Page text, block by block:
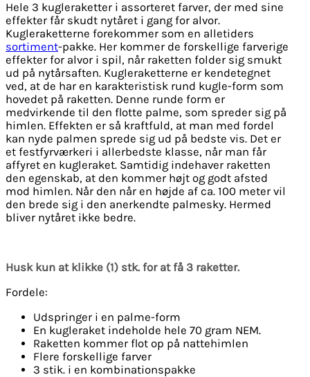
Hele 3 kugleraketter i assorteret farver, der med sine
effekter får skudt nytåret i gang for alvor.
Kugleraketterne forekommer som en alletiders
sortiment-pakke. Her kommer de forskellige farverige
effekter for alvor i spil, når raketten folder sig smukt
ud på nytårsaften. Kugleraketterne er kendetegnet
ved, at de har en karakteristisk rund kugle-form som
hovedet på raketten. Denne runde form er
medvirkende til den flotte palme, som spreder sig på
himlen. Effekten er så kraftfuld, at man med fordel
kan nyde palmen sprede sig ud på bedste vis. Det er
et festfyrværkeri i allerbedste klasse, når man får
affyret en kugleraket. Samtidig indehaver raketten
den egenskab, at den kommer højt og godt afsted
mod himlen. Når den når en højde af ca. 100 meter vil
den brede sig i den anerkendte palmesky. Hermed
bliver nytåret ikke bedre.
Husk kun at klikke (1) stk. for at få 3 raketter.
Fordele:
Udspringer i en palme-form
En kugleraket indeholde hele 70 gram NEM.
Raketten kommer flot op på nattehimlen
Flere forskellige farver
3 stik. i en kombinationspakke